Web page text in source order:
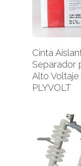
Leer Más
Cinta
Separador
Alto
PLYVOLT